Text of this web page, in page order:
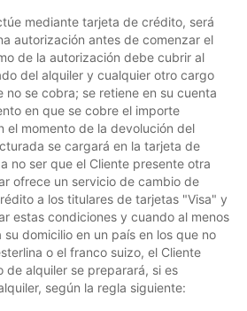
mediante tarjeta de crédito, será
autorización antes de comenzar el
de la autorización debe cubrir al
del alquiler y cualquier otro cargo
no se cobra; se retiene en su cuenta
en que se cobre el importe
el momento de la devolución del
se cargará en la tarjeta de
no ser que el Cliente presente otra
ofrece un servicio de cambio de
a los titulares de tarjetas "Visa" y
estas condiciones y cuando al menos
domicilio en un país en los que no
o el franco suizo, el Cliente
alquiler se preparará, si es
según la regla siguiente: